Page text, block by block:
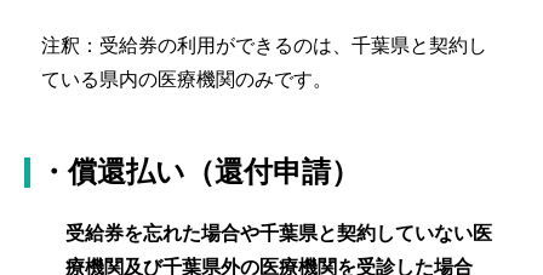
注釈：受給券の利用ができるのは、千葉県と契約し
ている県内の医療機関のみです。
・償還払い（還付申請）
受給券を忘れた場合や千葉県と契約していない医
療機関及び千葉県外の医療機関を受診した場合